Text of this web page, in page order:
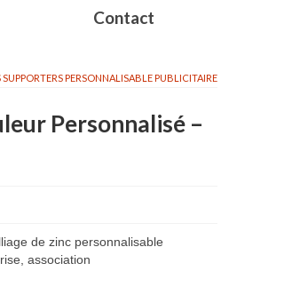
Contact
SUPPORTERS PERSONNALISABLE PUBLICITAIRE
Personnalisé –
de zinc personnalisable
association